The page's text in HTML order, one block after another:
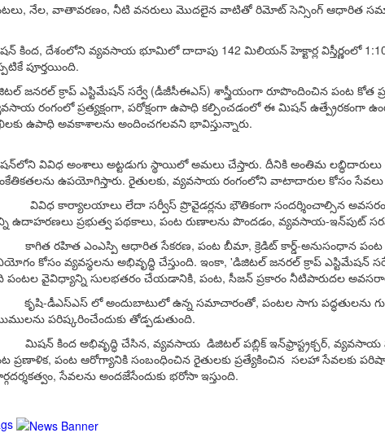
నేల, వాతావరణం, నీటి వనరులు మొదలైన వాటితో రిమోట్ సెన్సింగ్ ఆధారిత
కింద, దేశంలోని వ్యవసాయ భూమిలో దాదాపు 142 మిలియన్ హెక్టార్ల విస్తీర్ణంలో
పూర్తయింది.
జనరల్ క్రాప్ ఎస్టిమేషన్ సర్వే (డీజీసీఈఎస్) శాస్త్రీయంగా రూపొందించిన పంట
రంగంలో ప్రత్యక్షంగా, పరోక్షంగా ఉపాధి కల్పించడంలో ఈ మిషన్ ఉత్ప్రేరకంగా
ఉపాధి అవకాశాలను అందించగలవని భావిస్తున్నారు.
వివిధ అంశాలు అట్టడుగు స్థాయిలో అమలు చేస్తారు. దీనికి అంతిమ
ఉపయోగిస్తారు. రైతులకు, వ్యవసాయ రంగంలోని వాటాదారుల కోసం సేవలు
కార్యాలయాలు లేదా సర్వీస్ ప్రొవైడర్లను భౌతికంగా సందర్శించాల్సిన అవసరం
ఉదాహరణలు ప్రభుత్వ పథకాలు, పంట రుణాలను పొందడం, వ్యవసాయ-ఇన్‌పుట్
రహిత ఎంఎస్పి ఆధారిత సేకరణ, పంట బీమా, క్రెడిట్ కార్డ్-అనుసంధాన పంట
కోసం వ్యవస్థలను అభివృద్ధి చేస్తుంది. ఇంకా, 'డిజిటల్ జనరల్ క్రాప్
పంటల వైవిధ్యాన్ని సులభతరం చేయడానికి, పంట, సీజన్ ప్రకారం నీటిపారుదల
డీఎస్ఎస్ లో అందుబాటులో ఉన్న సమాచారంతో, పంటల సాగు పద్ధతులను
పరిష్కరించేందుకు తోడ్పడుతుంది.
కింద అభివృద్ధి చేసిన, వ్యవసాయ డిజిటల్ పబ్లిక్ ఇన్‌ఫ్రాస్ట్రక్చర్, వ్యవసాయ
ప్రణాళిక, పంట ఆరోగ్యానికి సంబంధించిన రైతులకు ప్రత్యేకించిన సలహా సేవలకు
సేవలను అందజేసేందుకు భరోసా ఇస్తుంది.